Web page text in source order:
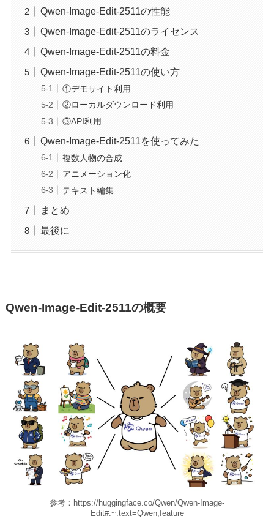
Qwen-Image-Edit-2511の性能
Qwen-Image-Edit-2511のライセンス
Qwen-Image-Edit-2511の料金
Qwen-Image-Edit-2511の使い方
①デモサイト利用
②ローカルダウンロード利用
③API利用
Qwen-Image-Edit-2511を使ってみた
複数人物の合成
アニメーション化
テキスト編集
まとめ
最後に
Qwen-Image-Edit-2511の概要
参考：https://huggingface.co/Qwen/Qwen-Image-
Edit#:~:text=Qwen,feature